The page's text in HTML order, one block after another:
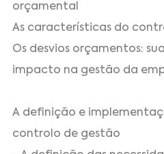
orçamental
As características do
Os desvios orçamentos:
impacto na gestão da
A definição e
controlo de gestão